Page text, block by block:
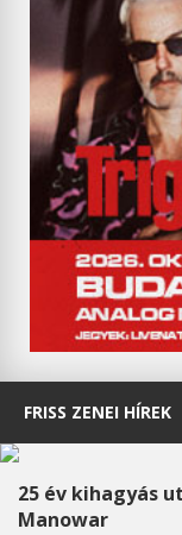
FRISS ZENEI HÍREK
25 év kihagyás
Manowar